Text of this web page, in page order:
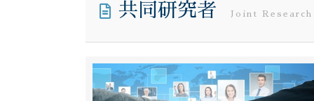
共同研究者 Joint Research